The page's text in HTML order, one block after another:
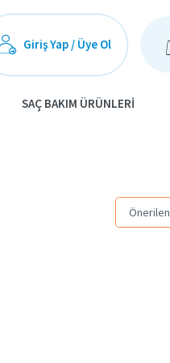
Giriş Yap / Üye Ol
SAÇ BAKIM ÜRÜNLERI
Önerilen